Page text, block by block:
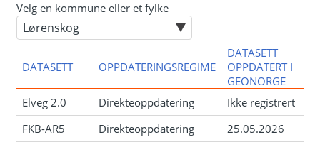
Velg en kommune eller et fylke
DATASETT OPPDATERINGSREGIME
DATASETT
OPPDATERT I
GEONORGE
Elveg 2.0
Direkteoppdatering
Ikke registrert
FKB-AR5
Direkteoppdatering
25.05.2026